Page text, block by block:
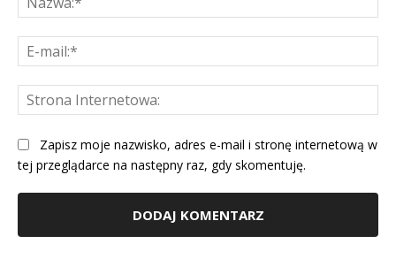
Zapisz moje nazwisko, adres e-mail i stronę internetową w
tej przeglądarce na następny raz, gdy skomentuję.